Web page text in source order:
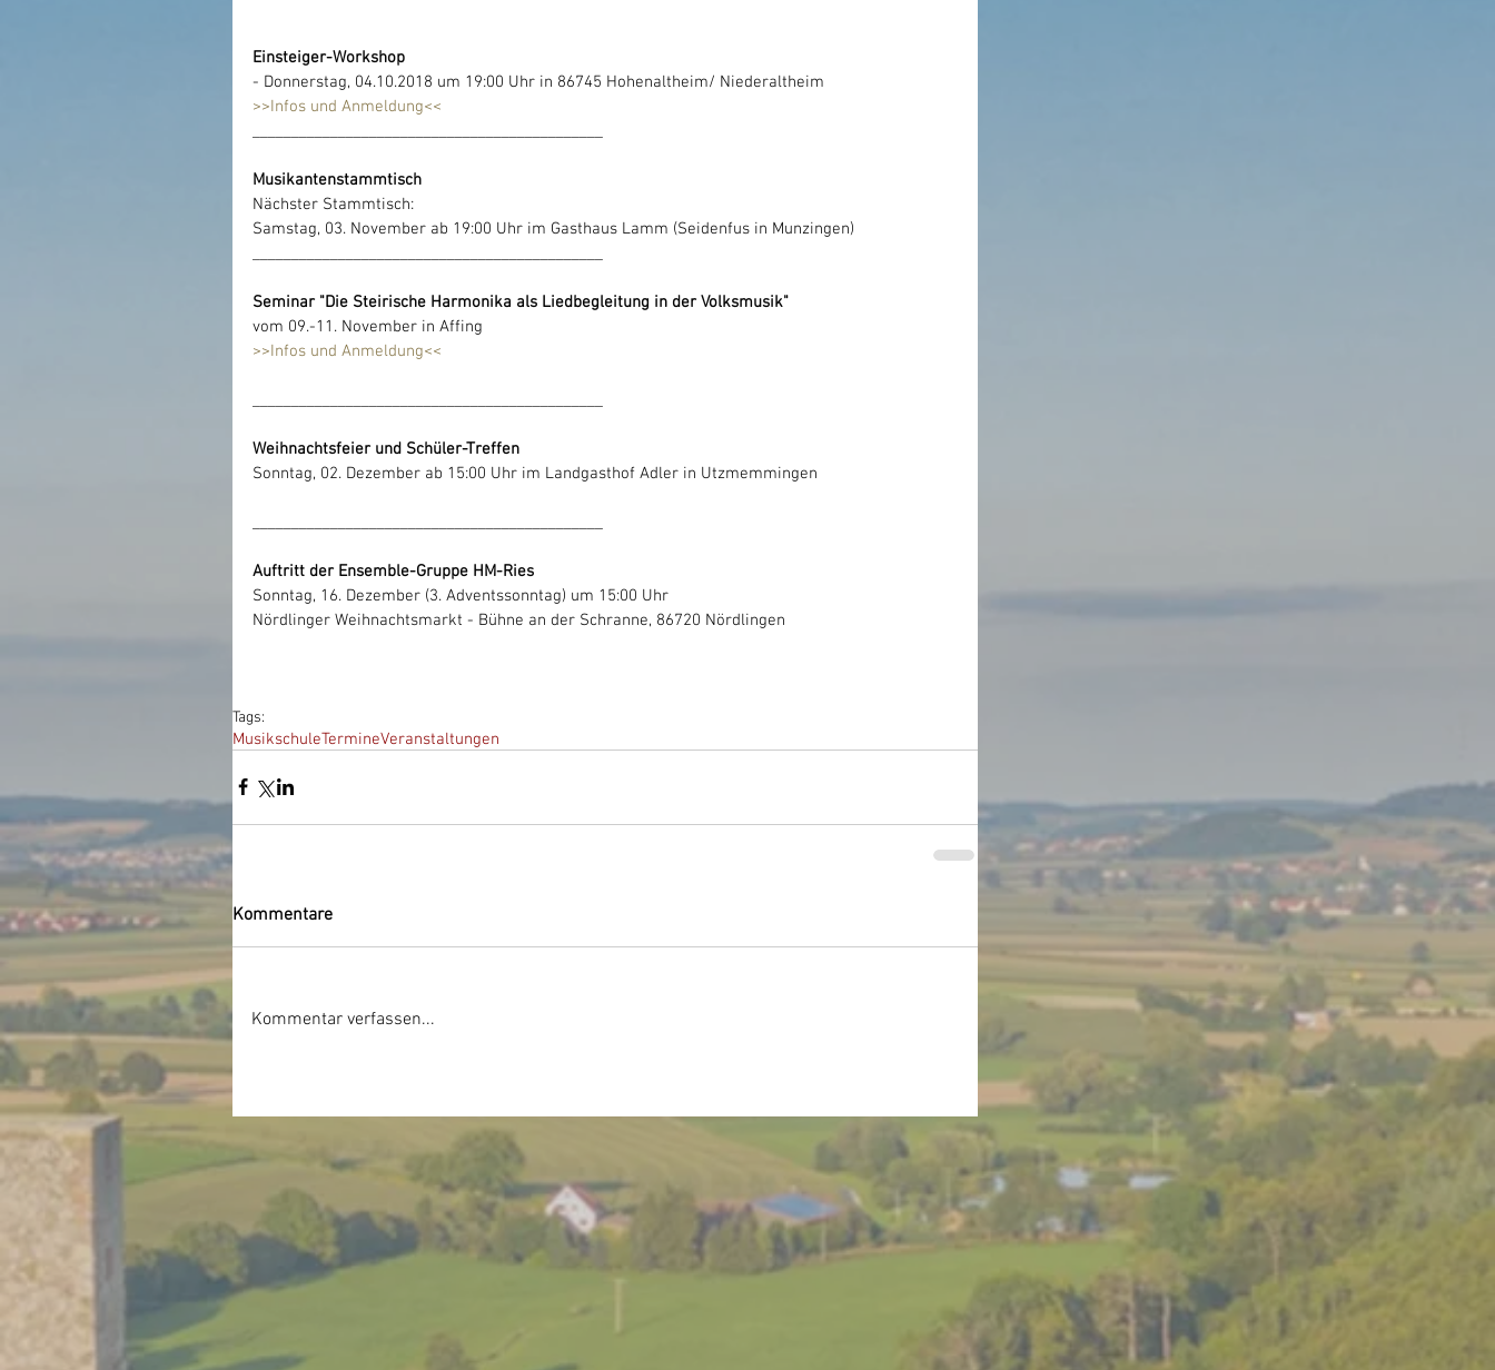
Einsteiger-Workshop
- Donnerstag, 04.10.2018 um 19:00 Uhr in 86745 Hohenaltheim/ Niederaltheim
>>Infos und Anmeldung<<
Musikantenstammtisch
Nächster Stammtisch:
Samstag, 03. November ab 19:00 Uhr im Gasthaus Lamm (Seidenfus in Munzingen)
Seminar "Die Steirische Harmonika als Liedbegleitung in der Volksmusik"
vom 09.-11. November in Affing
>>Infos und Anmeldung<<
Weihnachtsfeier und Schüler-Treffen
Sonntag, 02. Dezember ab 15:00 Uhr im Landgasthof Adler in Utzmemmingen
Auftritt der Ensemble-Gruppe HM-Ries
Sonntag, 16. Dezember (3. Adventssonntag) um 15:00 Uhr
Nördlinger Weihnachtsmarkt - Bühne an der Schranne, 86720 Nördlingen
Tags:
MusikschuleTermineVeranstaltungen
Kommentare
Kommentar verfassen...